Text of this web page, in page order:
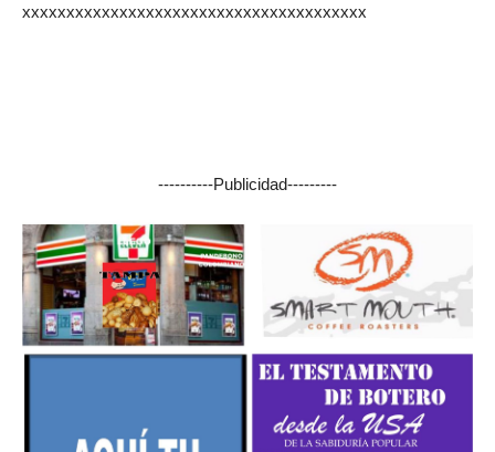
xxxxxxxxxxxxxxxxxxxxxxxxxxxxxxxxxxxxxxx
----------Publicidad---------